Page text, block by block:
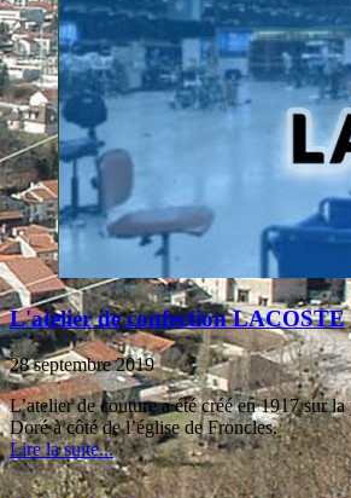
L'atelier de confection LACOSTE
28 septembre 2019
L’atelier de couture a été créé en 1917 sur
Doré à côté de l’église de Froncles.
Lire la suite...